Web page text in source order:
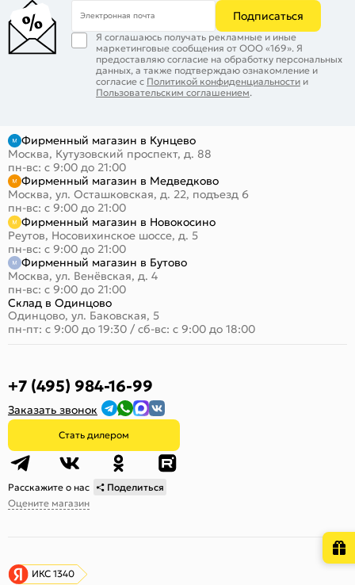
Электронная почта Подписаться
Я соглашаюсь получать рекламные и иные
маркетинговые сообщения от ООО «169». Я
предоставляю согласие на обработку персональных
данных, а также подтверждаю ознакомление и
согласие с Политикой конфиденциальности и
Пользовательским соглашением.
Фирменный магазин в Кунцево
Москва, Кутузовский проспект, д. 88
пн-вс: с 9:00 до 21:00
Фирменный магазин в Медведково
Москва, ул. Осташковская, д. 22, подъезд 6
пн-вс: с 9:00 до 21:00
Фирменный магазин в Новокосино
Реутов, Носовихинское шоссе, д. 5
пн-вс: с 9:00 до 21:00
Фирменный магазин в Бутово
Москва, ул. Венёвская, д. 4
пн-вс: с 9:00 до 21:00
Склад в Одинцово
Одинцово, ул. Баковская, 5
пн-пт: с 9:00 до 19:30 / сб-вс: с 9:00 до 18:00
+7 (495) 984-16-99
Заказать звонок
Стать дилером
Расскажите о нас
Поделиться
Оцените магазин
ИКС 1340